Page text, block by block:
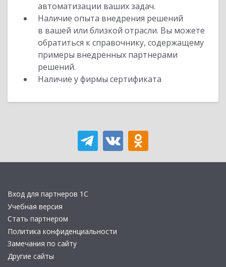
автоматизации ваших задач.
Наличие опыта внедрения решений
в вашей или близкой отрасли. Вы можете
обратиться к справочнику, содержащему
примеры внедренных партнерами
решений.
Наличие у фирмы сертификата
Вход для партнеров 1С
Учебная версия
Стать партнером
Политика конфиденциальности
Замечания по сайту
Другие сайты